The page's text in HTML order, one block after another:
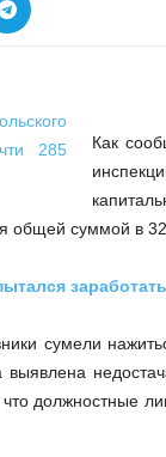
Как
общей суммой в
сумели
должностные